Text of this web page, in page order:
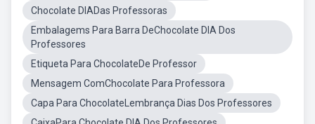
Chocolate DIADas Professoras
Embalagems Para Barra DeChocolate DIA Dos
Professores
Etiqueta Para ChocolateDe Professor
Mensagem ComChocolate Para Professora
Capa Para ChocolateLembrança Dias Dos Professores